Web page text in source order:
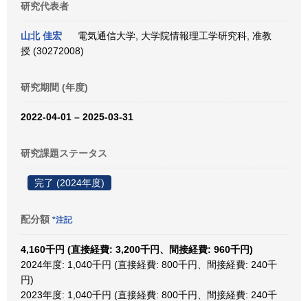
研究代表者
山北 佳宏
電気通信大学, 大学院情報理工学研究科, 准教
授 (30272008)
研究期間 (年度)
2022-04-01 – 2025-03-31
研究課題ステータス
完了 (2024年度)
配分額 *注記
4,160千円 (直接経費: 3,200千円、間接経費: 960千円)
2024年度: 1,040千円 (直接経費: 800千円、間接経費: 240千
円)
2023年度: 1,040千円 (直接経費: 800千円、間接経費: 240千